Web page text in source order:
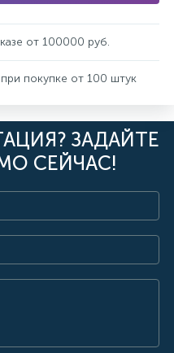
от 100000 руб.
покупке от 100 штук
ЗАДАЙТЕ
СЕЙЧАС!